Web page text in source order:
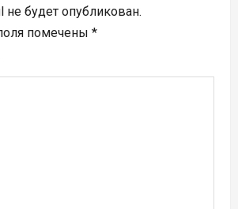
не будет опубликован.
помечены *